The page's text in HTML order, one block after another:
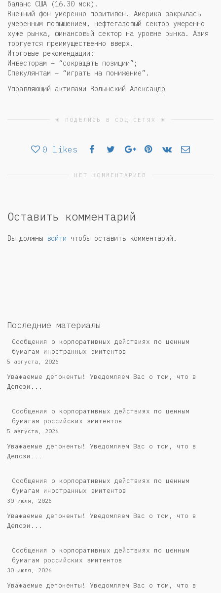
баланс США (16.30 мск).
Внешний фон умеренно позитивен. Америка закрылась
умеренным повышением, нефтегазовый сектор умеренно
хуже рынка, финансовый сектор на уровне рынка. Азия
торгуется преимущественно вверх.
Итоговые рекомендации:
Инвесторам – “сокращать позиции”;
Спекулянтам – “играть на понижение”.
Управляющий активами Волынский Александр
☀ ПОДЕЛИСЬ В СОЦ СЕТЯХ ☀
0 likes
НЕТ КОММЕНТАРИЕВ
Оставить комментарий
Вы должны войти чтобы оставить комментарий.
Последние материалы
Сообщения о корпоративных действиях по ценным
бумагам иностранных эмитентов
5 августа, 2026
Уважаемые депоненты! Уведомляем Вас о том, что в
Депози...
Cообщения о корпоративных действиях по ценным
бумагам российских эмитентов
5 августа, 2026
Уважаемые депоненты! Уведомляем Вас о том, что в
Депози...
Сообщения о корпоративных действиях по ценным
бумагам иностранных эмитентов
30 июля, 2026
Уважаемые депоненты! Уведомляем Вас о том, что в
Депози...
Cообщения о корпоративных действиях по ценным
бумагам российских эмитентов
30 июля, 2026
Уважаемые депоненты! Уведомляем Вас о том, что в